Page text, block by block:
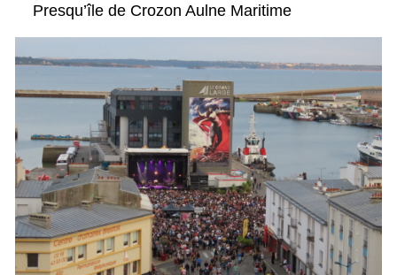
Presqu’île de Crozon Aulne Maritime